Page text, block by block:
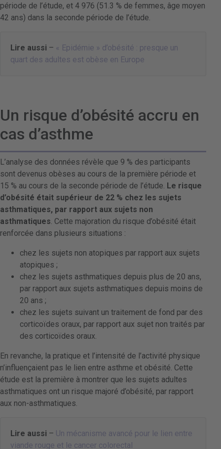
période de l’étude, et 4 976 (51.3 % de femmes, âge moyen
42 ans) dans la seconde période de l’étude.
Lire aussi – « Epidémie » d’obésité : presque un
quart des adultes est obèse en Europe
Un risque d’obésité accru en
cas d’asthme
L’analyse des données révèle que 9 % des participants
sont devenus obèses au cours de la première période et
15 % au cours de la seconde période de l’étude. Le risque
d’obésité était supérieur de 22 % chez les sujets
asthmatiques, par rapport aux sujets non
asthmatiques. Cette majoration du risque d’obésité était
renforcée dans plusieurs situations :
chez les sujets non atopiques par rapport aux sujets
atopiques ;
chez les sujets asthmatiques depuis plus de 20 ans,
par rapport aux sujets asthmatiques depuis moins de
20 ans ;
chez les sujets suivant un traitement de fond par des
corticoïdes oraux, par rapport aux sujet non traités par
des corticoïdes oraux.
En revanche, la pratique et l’intensité de l’activité physique
n’influençaient pas le lien entre asthme et obésité. Cette
étude est la première à montrer que les sujets adultes
asthmatiques ont un risque majoré d’obésité, par rapport
aux non-asthmatiques.
Lire aussi – Un mécanisme avancé pour le lien entre
viande rouge et le cancer colorectal